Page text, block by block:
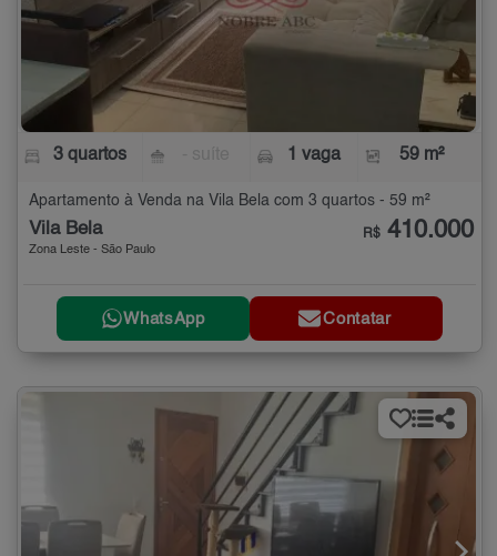
3 quartos 1 vaga 59 m²
Apartamento à Venda na Vila Bela com 3 quartos - 59 m²
Vila Bela
Zona Leste - São Paulo
R$ 410.000
WhatsApp Contatar